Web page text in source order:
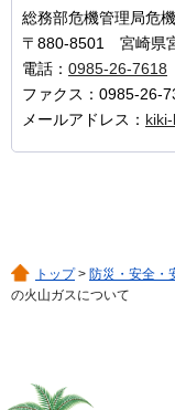
総務部危機管理局危
〒880-8501 宮崎県
電話： 0985-26-7618
ファクス：0985-26-
メールアドレス：
トップ> 防災・安全・
の火山ガスについて